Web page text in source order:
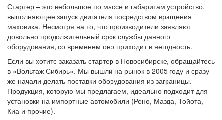
Стартер – это небольшое по массе и габаритам устройство,
выполняющее запуск двигателя посредством вращения
маховика. Несмотря на то, что производители заявляют
довольно продолжительный срок службы данного
оборудования, со временем оно приходит в негодность.
Если вы хотите заказать стартер в Новосибирске, обращайтесь
в «Вольтаж Сибирь». Мы вышли на рынок в 2005 году и сразу
же начали делать поставки оборудования из заграницы.
Продукция, которую мы предлагаем, идеально подходит для
установки на импортные автомобили (Рено, Мазда, Тойота,
Киа и прочие).